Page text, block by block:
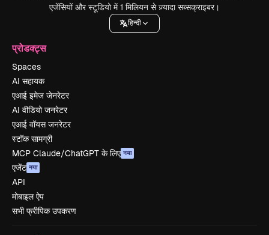
एजेंसियों और स्टूडियो में 1 मिलियन से ज़्यादा सब्सक्राइबर।
हिन्दी
प्रोडक्ट्स
Spaces
AI सहायक
एआई इमेज जेनरेटर
AI वीडियो जनरेटर
एआई वॉयस जनरेटर
स्टॉक सामग्री
MCP Claude/ChatGPT के लिए नया
एजेंट नया
API
मोबाइल ऐप
सभी फ्रीपिक उपकरण